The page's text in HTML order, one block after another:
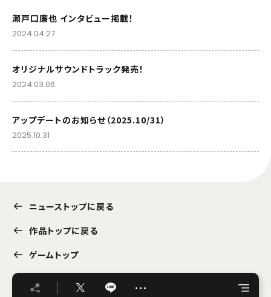
瀬戸口廉也 インタビュー掲載！
2024.04.27
オリジナルサウンドトラック発売！
2024.03.06
アップデートのお知らせ（2025.10/31）
2025.10.31
ニューストップに戻る
作品トップに戻る
ゲームトップ
…